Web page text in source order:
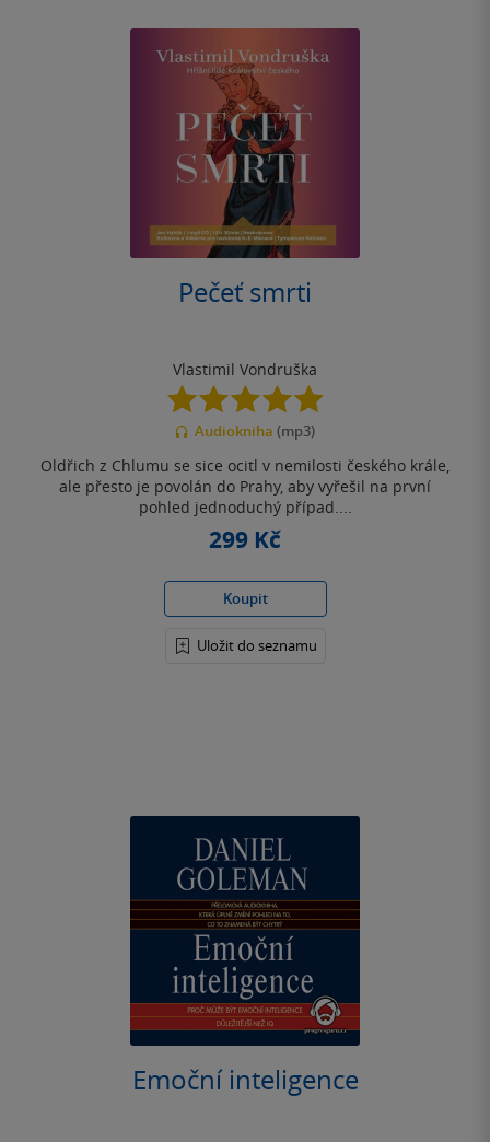
Pečeť smrti
Vlastimil Vondruška
4.9
z
5
Audiokniha (mp3)
Oldřich z Chlumu se sice ocitl v nemilosti českého krále,
ale přesto je povolán do Prahy, aby vyřešil na první
pohled jednoduchý případ....
299 Kč
Koupit
Uložit do seznamu
Emoční inteligence